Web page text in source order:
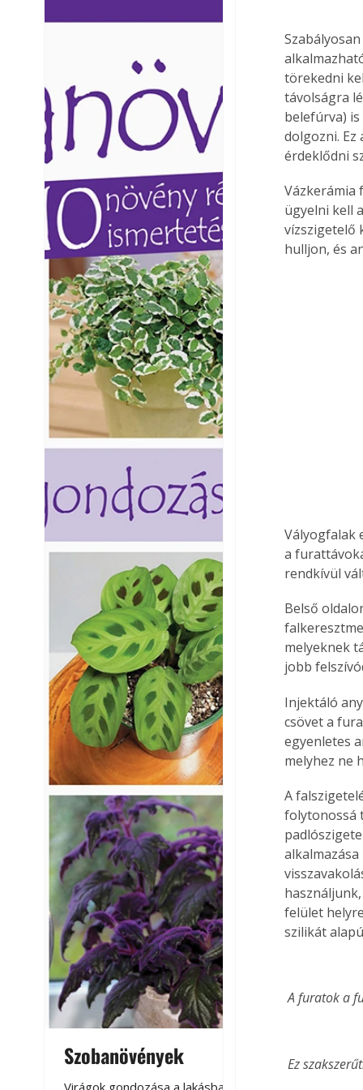
Laptapir kényelmes
mert: – t
Szobanövények
Virágoskert:
törekedni
távolságra
belefúrva)
dolgozni.
érdeklődni
Vázkerámia
ügyelni kell
vízszigetelő
hulljon, és
Vályogfalak
a
rendkívül
Belső
melyeknek
jobb
Injektáló
csövet a
egyenletes
melyhez ne
A
folytonossá
felület
szilikát
A furatok a
Ez